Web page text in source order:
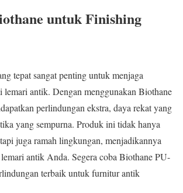
untuk Finishing
tepat sangat penting untuk menjaga
lemari antik. Dengan menggunakan Biothane
perlindungan ekstra, daya rekat yang
yang sempurna. Produk ini tidak hanya
juga ramah lingkungan, menjadikannya
antik Anda. Segera coba Biothane PU-
terbaik untuk furnitur antik